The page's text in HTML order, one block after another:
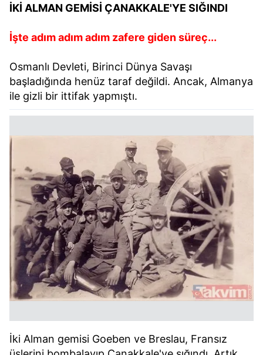
İKİ ALMAN GEMİSİ ÇANAKKALE'YE SIĞINDI
İşte adım adım adım zafere giden süreç...
Osmanlı Devleti, Birinci Dünya Savaşı
başladığında henüz taraf değildi. Ancak, Almanya
ile gizli bir ittifak yapmıştı.
İki Alman gemisi Goeben ve Breslau, Fransız